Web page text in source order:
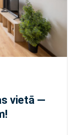
vietā —